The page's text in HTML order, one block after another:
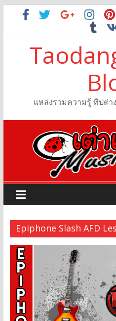
แหล่งรวมความรู้ ทิปต่า
Epiphone Slash AFD